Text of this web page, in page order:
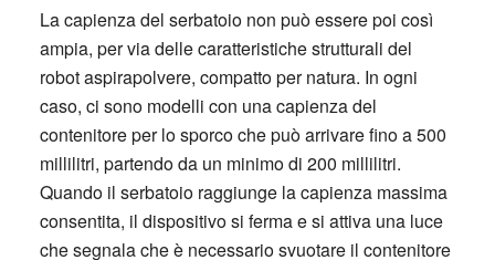
La capienza del serbatoio non può essere poi così
ampia, per via delle caratteristiche strutturali del
robot aspirapolvere, compatto per natura. In ogni
caso, ci sono modelli con una capienza del
contenitore per lo sporco che può arrivare fino a 500
millilitri, partendo da un minimo di 200 millilitri.
Quando il serbatoio raggiunge la capienza massima
consentita, il dispositivo si ferma e si attiva una luce
che segnala che è necessario svuotare il contenitore